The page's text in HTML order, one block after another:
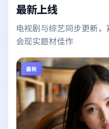
最新上线
电视剧与综艺同步更新
会现实题材佳作
最新